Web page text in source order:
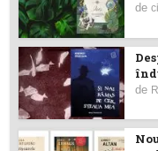
de
de